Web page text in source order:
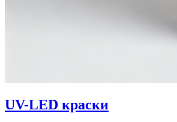
UV-LED краски